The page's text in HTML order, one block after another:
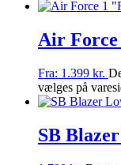
Air Force
Fra: 1.399 kr.
vælges på
SB